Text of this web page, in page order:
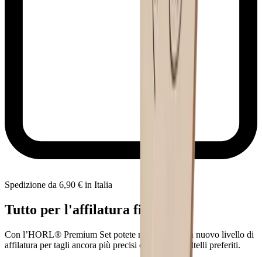
Spedizione da 6,90 € in Italia
Tutto per l'affilatura fine
Con l’HORL® Premium Set potete raggiungere un nuovo livello di
affilatura per tagli ancora più precisi con i vostri coltelli preferiti.